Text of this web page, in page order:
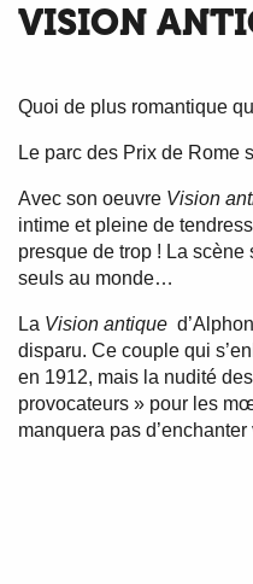
VISION
Quoi de plus romantique
Le parc des Prix de Rome
Avec son oeuvre Vision
intime et pleine de
presque de trop ! La
seuls au monde…
La Vision antique
disparu. Ce couple qui
en 1912, mais la nudité
provocateurs » pour les
manquera pas